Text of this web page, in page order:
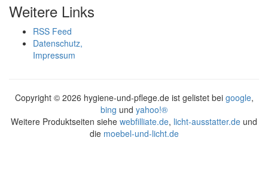
Weitere Links
RSS Feed
Datenschutz,
Impressum
Copyright © 2026 hygiene-und-pflege.de ist gelistet bei google,
bing und yahoo!®
Weitere Produktseiten siehe webfilliate.de, licht-ausstatter.de und
die moebel-und-licht.de